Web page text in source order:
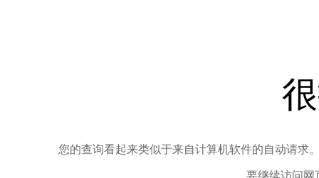
您的查询看起来类似于来自计算机软件的自动请求
要继续访问网